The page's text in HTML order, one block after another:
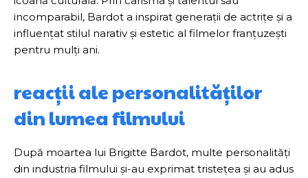
incomparabil, Bardot a inspirat generații de actrițe și a
influențat stilul narativ și estetic al filmelor franțuzești
pentru mulți ani.
reacții ale personalităților
din lumea filmului
După moartea lui Brigitte Bardot, multe personalități
din industria filmului și-au exprimat tristețea și au adus